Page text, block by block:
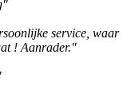
service, waar
! Aanrader."